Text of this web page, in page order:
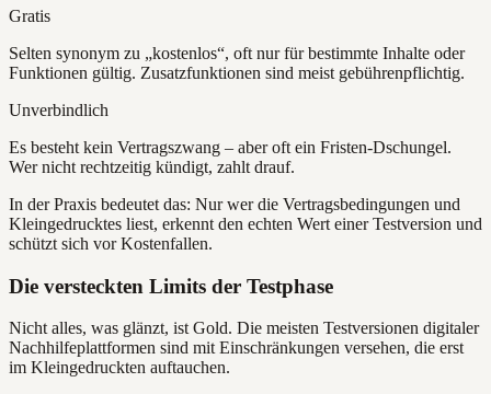
Gratis
Selten synonym zu „kostenlos“, oft nur für bestimmte Inhalte oder
Funktionen gültig. Zusatzfunktionen sind meist gebührenpflichtig.
Unverbindlich
Es besteht kein Vertragszwang – aber oft ein Fristen-Dschungel.
Wer nicht rechtzeitig kündigt, zahlt drauf.
In der Praxis bedeutet das: Nur wer die Vertragsbedingungen und
Kleingedrucktes liest, erkennt den echten Wert einer Testversion und
schützt sich vor Kostenfallen.
Die versteckten Limits der Testphase
Nicht alles, was glänzt, ist Gold. Die meisten Testversionen digitaler
Nachhilfeplattformen sind mit Einschränkungen versehen, die erst
im Kleingedruckten auftauchen.